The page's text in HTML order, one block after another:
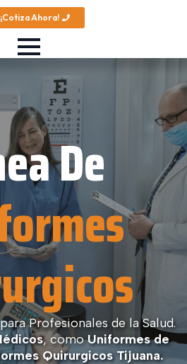
¡Cotiza Ahora!
De
Profesionales de la Salud.
, comoUniformes de
Quirurgicos Tijuana.